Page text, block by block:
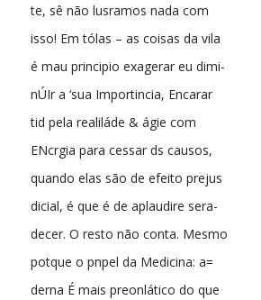
te, sê não lusramos nada com
isso! Em tólas – as coisas da vila
é mau principio exagerar eu dimi-
nÚIr a ‘sua Importincia, Encarar
tid pela realiláde & ágie com
ENcrgia para cessar ds causos,
quando elas são de efeito prejus
dicial, é que é de aplaudire sera-
decer. O resto não conta. Mesmo
potque o pnpel da Medicina: a=
derna É mais preonlático do que